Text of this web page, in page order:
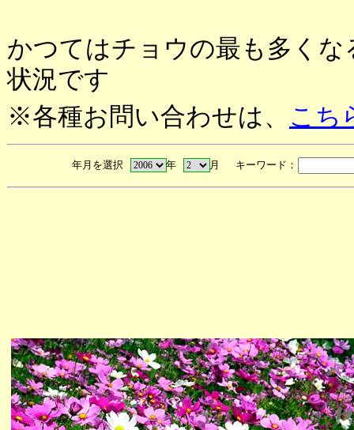
かつてはチョウの最も多く
状況です
※各種お問い合わせは、 こち
年月を選択 年 月 キーワード：